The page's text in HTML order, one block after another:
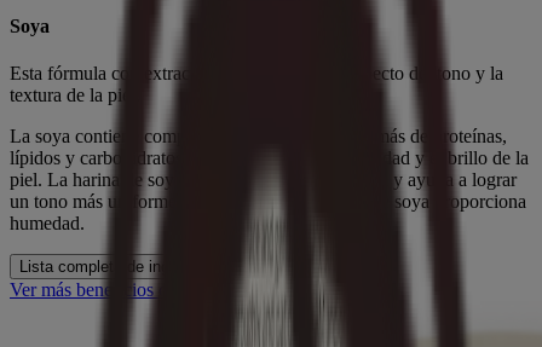
Soya
Esta fórmula con extracto de soya mejora el aspecto del tono y la
textura de la piel.
La soya contiene compuestos antioxidantes, además de proteínas,
lípidos y carbohidratos que aumentan la luminosidad y el brillo de la
piel. La harina de soya mejora la textura de la piel y ayuda a lograr
un tono más uniforme, mientras que el extracto de soya proporciona
humedad.
Lista completa de ingredientes
Ver más beneficios de la soja